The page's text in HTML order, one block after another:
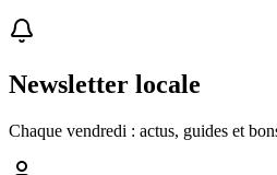
Newsletter locale
Chaque vendredi : actus, guides et